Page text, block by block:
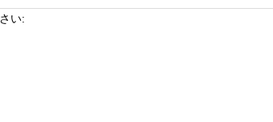
い: